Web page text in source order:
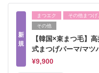
新
規
まつエク その他まつげ
その他
【韓国×束まつ毛】
式まつげパーマ/マツ
¥9,900